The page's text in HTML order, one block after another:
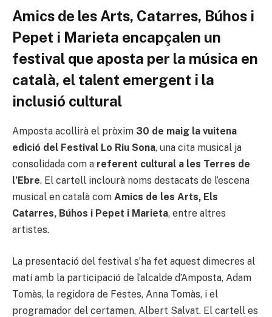
Amics de les Arts, Catarres, Búhos i
Pepet i Marieta encapçalen un
festival que aposta per la música en
català, el talent emergent i la
inclusió cultural
Amposta acollirà el pròxim 30 de maig la vuitena
edició del Festival Lo Riu Sona, una cita musical ja
consolidada com a referent cultural a les Terres de
l’Ebre. El cartell inclourà noms destacats de l’escena
musical en català com Amics de les Arts, Els
Catarres, Búhos i Pepet i Marieta, entre altres
artistes.
La presentació del festival s’ha fet aquest dimecres al
matí amb la participació de l’alcalde d’Amposta, Adam
Tomàs, la regidora de Festes, Anna Tomàs, i el
programador del certamen, Albert Salvat. El cartell es